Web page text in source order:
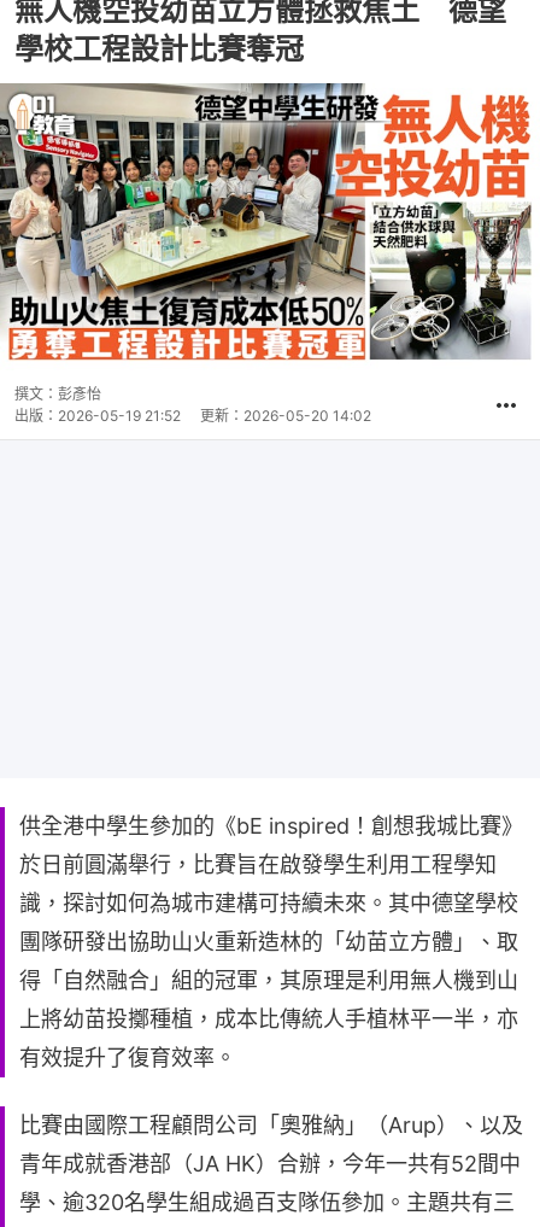
無人機空投幼苗立方體拯救焦土 德望
學校工程設計比賽奪冠
撰文： 彭彥怡
出版： 2026-05-19 21:52 更新： 2026-05-20 14:02
供全港中學生參加的《bE inspired！創想我城比賽》
於日前圓滿舉行，比賽旨在啟發學生利用工程學知
識，探討如何為城市建構可持續未來。其中德望學校
團隊研發出協助山火重新造林的「幼苗立方體」、取
得「自然融合」組的冠軍，其原理是利用無人機到山
上將幼苗投擲種植，成本比傳統人手植林平一半，亦
有效提升了復育效率。
比賽由國際工程顧問公司「奧雅納」（Arup）、以及
青年成就香港部（JA HK）合辦，今年一共有52間中
學、逾320名學生組成過百支隊伍參加。主題共有三